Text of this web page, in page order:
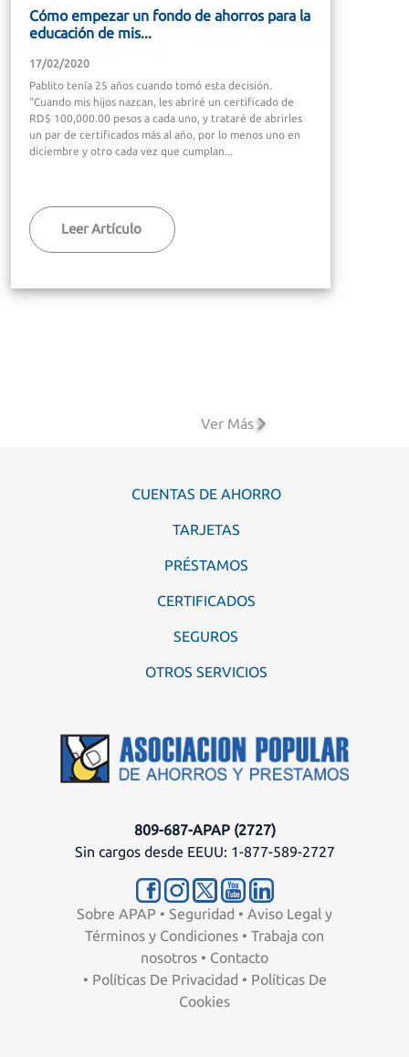
Cómo empezar un fondo de ahorros para la
educación de mis...
17/02/2020
Pablito tenía 25 años cuando tomó esta decisión.
“Cuando mis hijos nazcan, les abriré un certificado de
RD$ 100,000.00 pesos a cada uno, y trataré de abrirles
un par de certificados más al año, por lo menos uno en
diciembre y otro cada vez que cumplan...
Leer Artículo
Ver Más
CUENTAS DE AHORRO
TARJETAS
PRÉSTAMOS
CERTIFICADOS
SEGUROS
OTROS SERVICIOS
809-687-APAP (2727)
Sin cargos desde EEUU: 1-877-589-2727
Sobre APAP • Seguridad • Aviso Legal y
Términos y Condiciones • Trabaja con
nosotros • Contacto
• Políticas De Privacidad • Políticas De
Cookies